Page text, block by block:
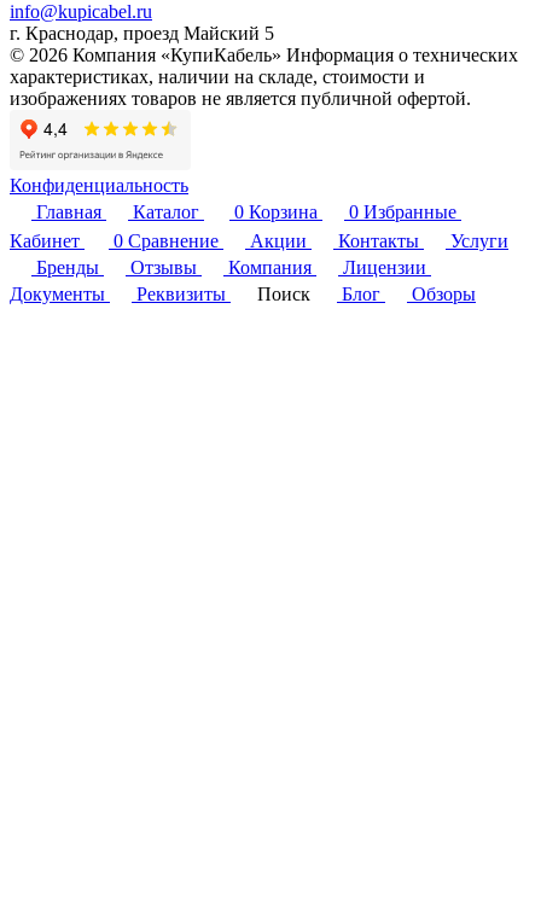
info@kupicabel.ru
г. Краснодар, проезд Майский 5
© 2026 Компания «КупиКабель» Информация о технических
характеристиках, наличии на складе, стоимости и
изображениях товаров не является публичной офертой.
Конфиденциальность
Главная
Каталог 0 Корзина 0 Избранные
Кабинет
0 Сравнение Акции Контакты
Услуги
Бренды
Отзывы Компания
Лицензии
Документы
Реквизиты Поиск Блог Обзоры